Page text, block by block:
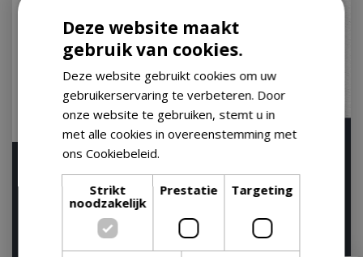
Weber Spirit EP-435
Gasbarbecue Gas BBQ
EP435 Barbecue Zwar…
Let op: bijna uitverkocht!
425 Gas BBQ Zwart
Barbecue
Let op: bijna uitverkocht!
Deze website maakt
gebruik van cookies.
Deze website gebruikt cookies om uw
gebruikerservaring te verbeteren. Door
onze website te gebruiken, stemt u in
met alle cookies in overeenstemming met
ons Cookiebeleid.
Strikt
noodzakelijk
Prestatie Targeting